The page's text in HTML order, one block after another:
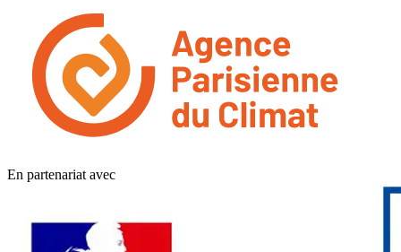
En partenariat avec